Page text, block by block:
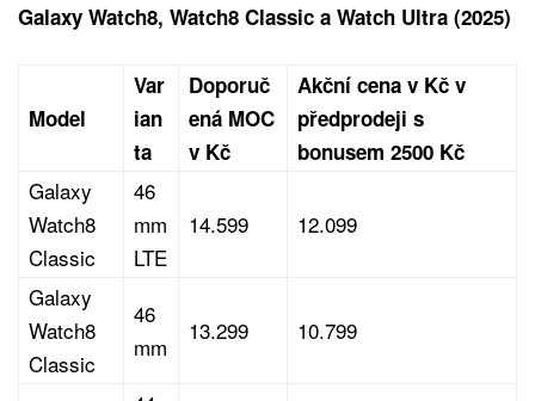
Galaxy Watch8, Watch8 Classic a Watch Ultra (2025)
Model
Var
ian
ta
Doporuč
ená MOC
v Kč
Akční cena v Kč v
předprodeji s
bonusem 2500 Kč
Galaxy
Watch8
Classic
46
mm
LTE
14.599 12.099
Galaxy
Watch8
Classic
46
mm
13.299 10.799